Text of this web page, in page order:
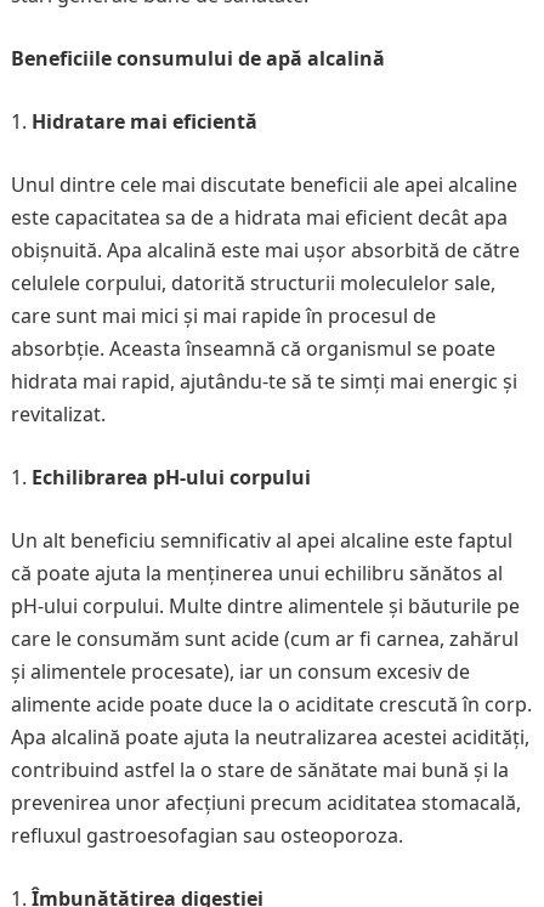
Beneficiile consumului de apă alcalină
Hidratare mai eficientă
Unul dintre cele mai discutate beneficii ale apei alcaline
este capacitatea sa de a hidrata mai eficient decât apa
obișnuită. Apa alcalină este mai ușor absorbită de către
celulele corpului, datorită structurii moleculelor sale,
care sunt mai mici și mai rapide în procesul de
absorbție. Aceasta înseamnă că organismul se poate
hidrata mai rapid, ajutându-te să te simți mai energic și
revitalizat.
Echilibrarea pH-ului corpului
Un alt beneficiu semnificativ al apei alcaline este faptul
că poate ajuta la menținerea unui echilibru sănătos al
pH-ului corpului. Multe dintre alimentele și băuturile pe
care le consumăm sunt acide (cum ar fi carnea, zahărul
și alimentele procesate), iar un consum excesiv de
alimente acide poate duce la o aciditate crescută în corp.
Apa alcalină poate ajuta la neutralizarea acestei acidități,
contribuind astfel la o stare de sănătate mai bună și la
prevenirea unor afecțiuni precum aciditatea stomacală,
refluxul gastroesofagian sau osteoporoza.
Îmbunătățirea digestiei